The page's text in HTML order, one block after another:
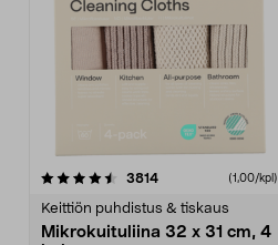
3814arvostelut (1,00/kpl)
Keittiön puhdistus & tiskaus
Mikrokuituliina 32 x 31 cm, 4
4.5viidestä